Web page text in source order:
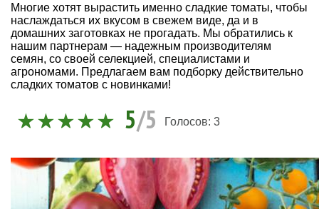
Многие хотят вырастить именно сладкие томаты, чтобы
наслаждаться их вкусом в свежем виде, да и в
домашних заготовках не прогадать. Мы обратились к
нашим партнерам — надежным производителям
семян, со своей селекцией, специалистами и
агрономами. Предлагаем вам подборку действительно
сладких томатов с новинками!
5/5 Голосов: 3